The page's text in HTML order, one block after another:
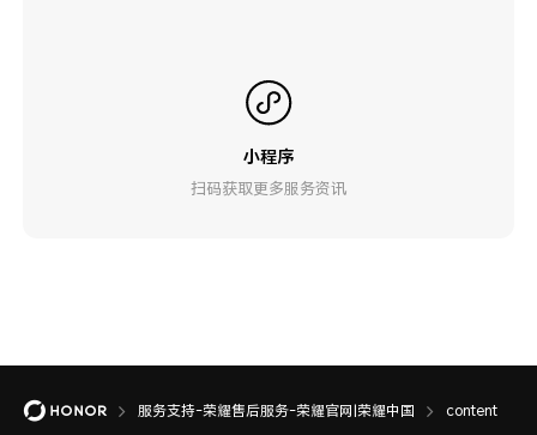
小程序
扫码获取更多服务资讯
服务支持-荣耀售后服务-荣耀官网|荣耀中国 content